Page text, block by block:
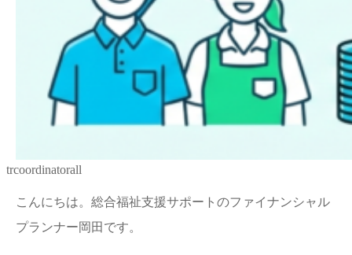
trcoordinatorall
こんにちは。総合福祉支援サポートのファイナンシャル
プランナー岡田です。